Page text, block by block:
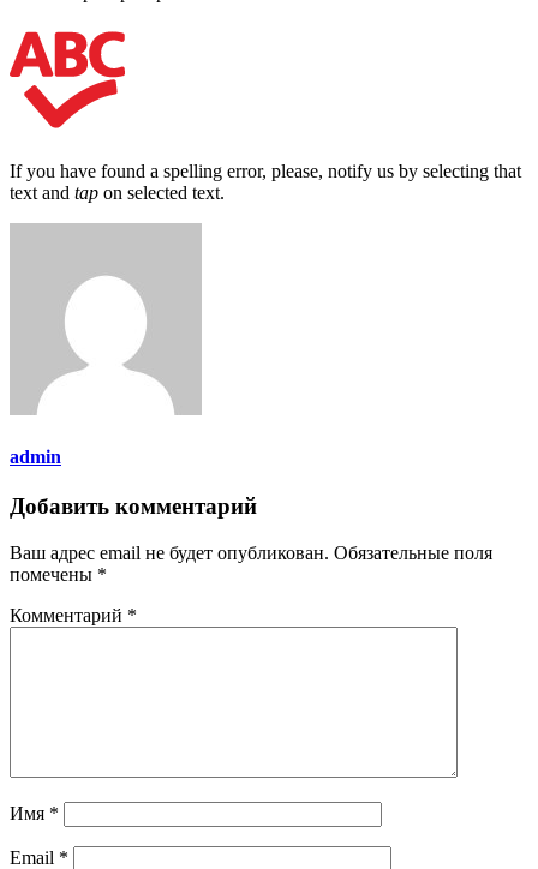
If you have found a spelling error, please, notify us by selecting that
text and tap on selected text.
admin
Добавить комментарий
Ваш адрес email не будет опубликован. Обязательные поля
помечены *
Комментарий *
Имя *
Email *